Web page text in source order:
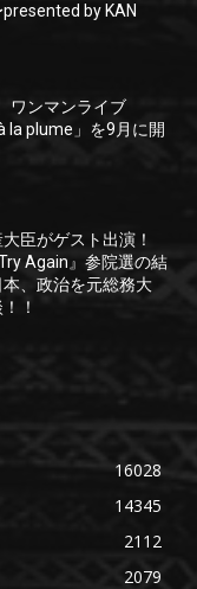
by KAN
ワンマンライブ
la plume」を9月に開
臣がゲスト出演！
Again』参院選の結
、政治を元総務大
！
16028
14345
2112
2079